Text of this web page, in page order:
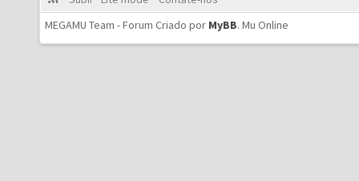
MEGAMU Team - Forum Criado por MyBB. Mu Online